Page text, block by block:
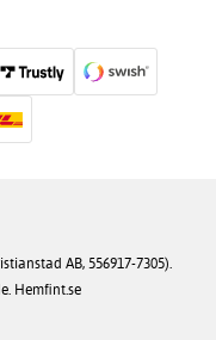
AB, 556917-7305).
Hemfint.se